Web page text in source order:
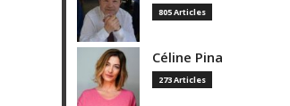
805 Articles
Céline Pina
273 Articles